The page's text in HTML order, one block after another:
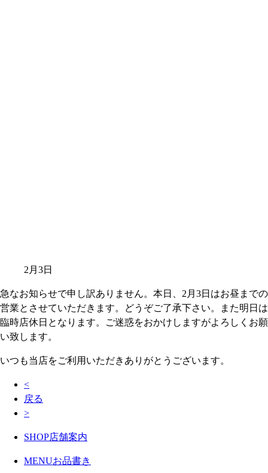
2月3日
急なお知らせで申し訳ありません。本日、2月3日はお昼までの
営業とさせていただきます。どうぞご了承下さい。また明日は
臨時店休日となります。ご迷惑をおかけしますがよろしくお願
い致します。
いつも当店をご利用いただきありがとうございます。
<
戻る
>
SHOP店舗案内
MENUお品書き